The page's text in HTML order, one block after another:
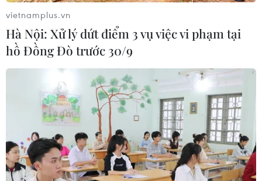
vietnamplus.vn
Hà Nội: Xử lý dứt điểm 3 vụ việc vi phạm tại
hồ Đồng Đò trước 30/9